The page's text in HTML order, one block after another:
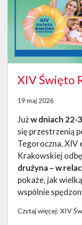
XIV Święto
19 maj 2026
Jużw dniach 22-
się przestrzenią
Tegoroczna, XIV
Krakowskiej
drużyna – w
pokaże, jak
wspólnie
Czytaj więcej: XIV